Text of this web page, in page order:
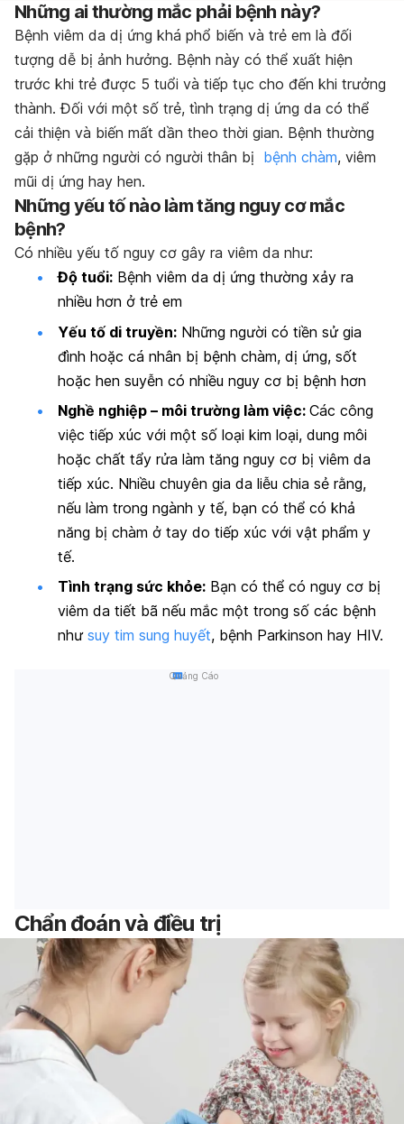
Những ai thường mắc phải bệnh này?
Bệnh viêm da dị ứng khá phổ biến và trẻ em là đối
tượng dễ bị ảnh hưởng. Bệnh này có thể xuất hiện
trước khi trẻ được 5 tuổi và tiếp tục cho đến khi trưởng
thành. Đối với một số trẻ, tình trạng dị ứng da có thể
cải thiện và biến mất dần theo thời gian. Bệnh thường
gặp ở những người có người thân bị bệnh chàm, viêm
mũi dị ứng hay hen.
Những yếu tố nào làm tăng nguy cơ mắc
bệnh?
Có nhiều yếu tố nguy cơ gây ra viêm da như:
Độ tuổi: Bệnh viêm da dị ứng thường xảy ra
nhiều hơn ở trẻ em
Yếu tố di truyền: Những người có tiền sử gia
đình hoặc cá nhân bị bệnh chàm, dị ứng, sốt
hoặc hen suyễn có nhiều nguy cơ bị bệnh hơn
Nghề nghiệp – môi trường làm việc: Các công
việc tiếp xúc với một số loại kim loại, dung môi
hoặc chất tẩy rửa làm tăng nguy cơ bị viêm da
tiếp xúc. Nhiều chuyên gia da liễu chia sẻ rằng,
nếu làm trong ngành y tế, bạn có thể có khả
năng bị chàm ở tay do tiếp xúc với vật phẩm y
tế.
Tình trạng sức khỏe: Bạn có thể có nguy cơ bị
viêm da tiết bã nếu mắc một trong số các bệnh
như suy tim sung huyết, bệnh Parkinson hay HIV.
Quảng Cáo
Chẩn đoán và điều trị